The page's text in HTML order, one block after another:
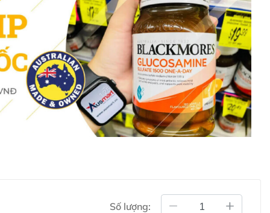
ẩm G&M Goats Milk Moisturising Cream & Manuka
liên hệ với các kênh tư vấn hỗ trợ khách hàng của
Úc chính hãng
Pty Ltd (Australia)
0902.571.389
phẩm Lily Huỳnh Đã duyệt nội dung
Số lượng: